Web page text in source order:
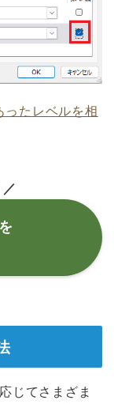
たレベルを相
じてさまざま